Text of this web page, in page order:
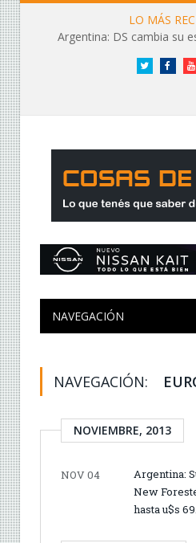
LO MÁS
Argentina: DS cambia su
Twitter
NAVEGACIÓN
NAVEGACIÓN:
NOVIEMBRE, 2013
NOV 04
Argentina:
New
hasta u$s